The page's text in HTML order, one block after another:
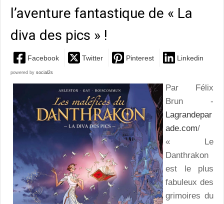
l’aventure fantastique de « La
diva des pics » !
Facebook Twitter Pinterest Linkedin
powered by social2s
Par Félix
Brun -
Lagrandepar
ade.com/
« Le
Danthrakon
est le plus
fabuleux des
grimoires du